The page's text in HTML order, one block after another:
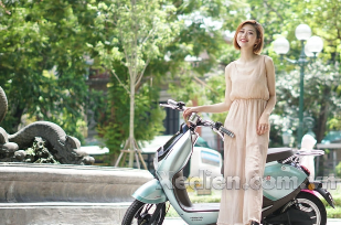
Giảm xóc:Có
Bánh xe:Có săm - Kích cỡ 16x2
Bảo vệ dòng:14 + / -2.0A
Bảo vệ tụt áp:42 + / - 1.0V
Phụ kiện đi kèm:Sạc, bàn đạp, mũ bảo hiểm